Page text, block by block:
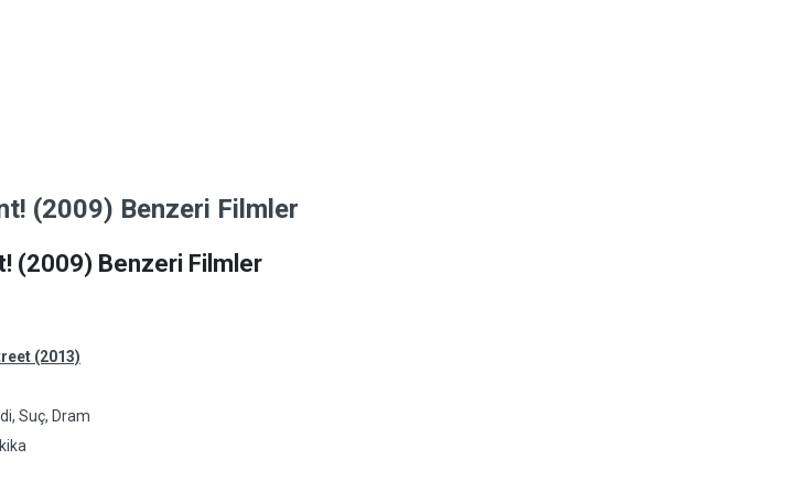
(2009) Benzeri Filmler
(2009) Benzeri Filmler
(2013)
Suç, Dram